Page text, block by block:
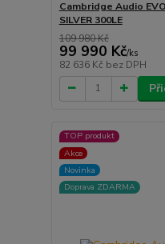
Cambridge Audio
SILVER 300LE
109 980 Kč
99 990 Kč/ks
82 636 Kč bez DPH
TOP produkt
Akce
Novinka
Doprava ZDARMA